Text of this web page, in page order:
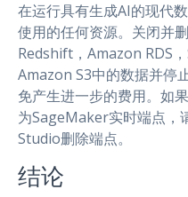
在运行具有生成AI的现代
使用的任何资源。关闭并
Redshift，Amazon RDS
Amazon S3中的数据并停
免产生进一步的费用。如
为SageMaker实时端点，
Studio删除端点。
结论